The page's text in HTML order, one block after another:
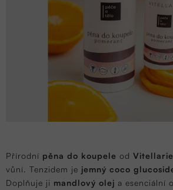
Přírodní pěna do koupele od Vitellarie
vůní. Tenzidem je jemný coco
Doplňuje ji mandlový olej a esenciální